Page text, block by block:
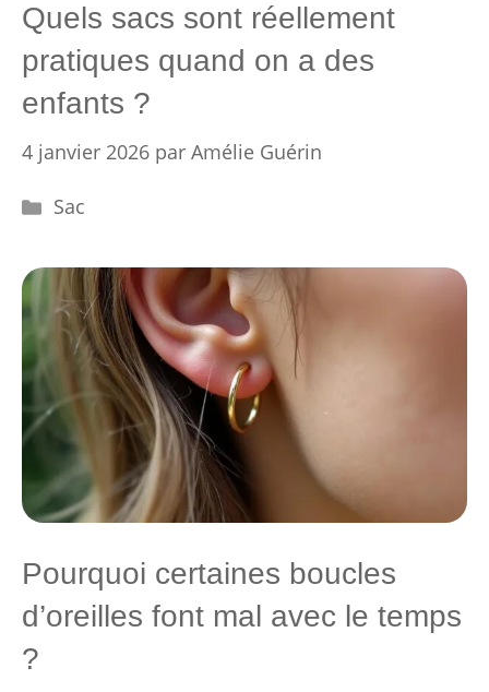
Quels sacs sont réellement
pratiques quand on a des
enfants ?
4 janvier 2026 par Amélie Guérin
Catégories
Sac
Pourquoi certaines boucles
d’oreilles font mal avec le temps
?